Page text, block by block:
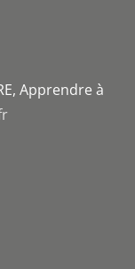
Apprendre à